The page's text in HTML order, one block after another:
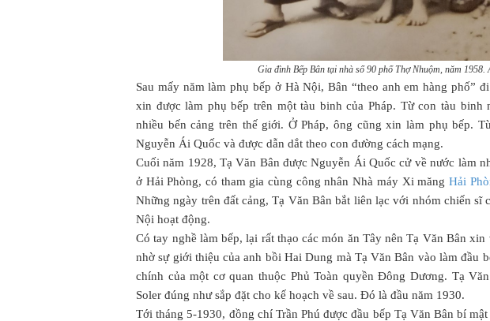
Gia đình Bếp Bân tại nhà số 90 phố Thợ Nhuộm, năm 1958.
Sau mấy năm làm phụ bếp ở Hà Nội, Bân “theo anh em hàng phố”
xin được làm phụ bếp trên một tàu binh của Pháp. Từ con tàu binh
nhiều bến cảng trên thế giới. Ở Pháp, ông cũng xin làm phụ bếp.
Nguyễn Ái Quốc và được dẫn dắt theo con đường cách mạng.
Cuối năm 1928, Tạ Văn Bân được Nguyễn Ái Quốc cử về nước làm
ở Hải Phòng, có tham gia cùng công nhân Nhà máy Xi măng Hải
Những ngày trên đất cảng, Tạ Văn Bân bắt liên lạc với nhóm chiến sĩ
Nội hoạt động.
Có tay nghề làm bếp, lại rất thạo các món ăn Tây nên Tạ Văn Bân
nhờ sự giới thiệu của anh bồi Hai Dung mà Tạ Văn Bân vào làm đầu
chính của một cơ quan thuộc Phủ Toàn quyền Đông Dương. Tạ
Soler đúng như sắp đặt cho kế hoạch về sau. Đó là đầu năm 1930.
Tới tháng 5-1930, đồng chí Trần Phú được đầu bếp Tạ Văn Bân bí